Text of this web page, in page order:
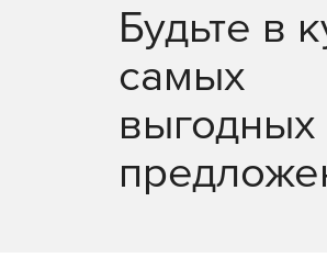
Будьте в
самых
выгодных